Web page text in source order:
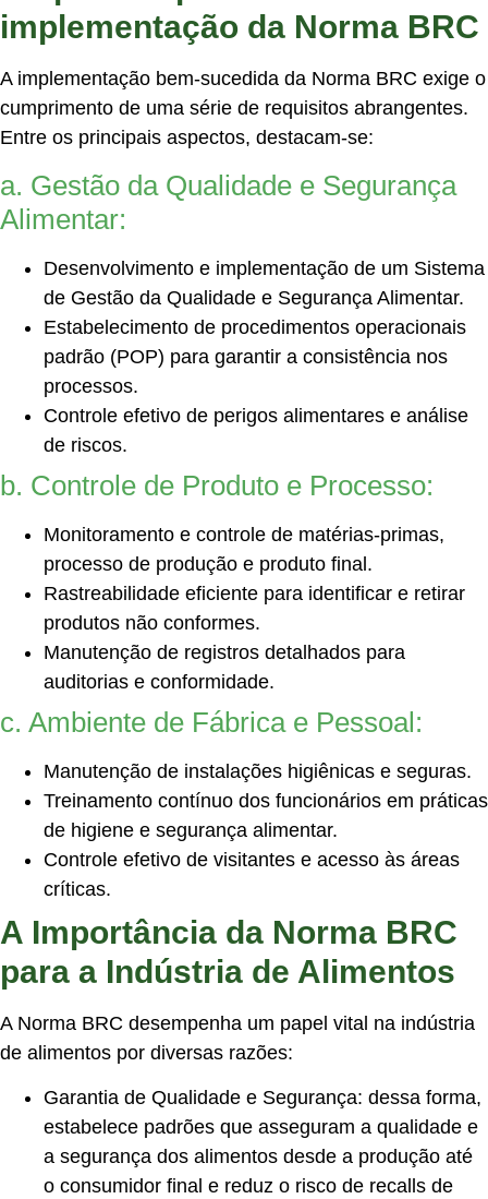
implementação da Norma BRC
A implementação bem-sucedida da Norma BRC exige o
cumprimento de uma série de requisitos abrangentes.
Entre os principais aspectos, destacam-se:
a. Gestão da Qualidade e Segurança
Alimentar:
Desenvolvimento e implementação de um Sistema
de Gestão da Qualidade e Segurança Alimentar.
Estabelecimento de procedimentos operacionais
padrão (POP) para garantir a consistência nos
processos.
Controle efetivo de perigos alimentares e análise
de riscos.
b. Controle de Produto e Processo:
Monitoramento e controle de matérias-primas,
processo de produção e produto final.
Rastreabilidade eficiente para identificar e retirar
produtos não conformes.
Manutenção de registros detalhados para
auditorias e conformidade.
c. Ambiente de Fábrica e Pessoal:
Manutenção de instalações higiênicas e seguras.
Treinamento contínuo dos funcionários em práticas
de higiene e segurança alimentar.
Controle efetivo de visitantes e acesso às áreas
críticas.
A Importância da Norma BRC
para a Indústria de Alimentos
A Norma BRC desempenha um papel vital na indústria
de alimentos por diversas razões:
Garantia de Qualidade e Segurança: dessa forma,
estabelece padrões que asseguram a qualidade e
a segurança dos alimentos desde a produção até
o consumidor final e reduz o risco de recalls de